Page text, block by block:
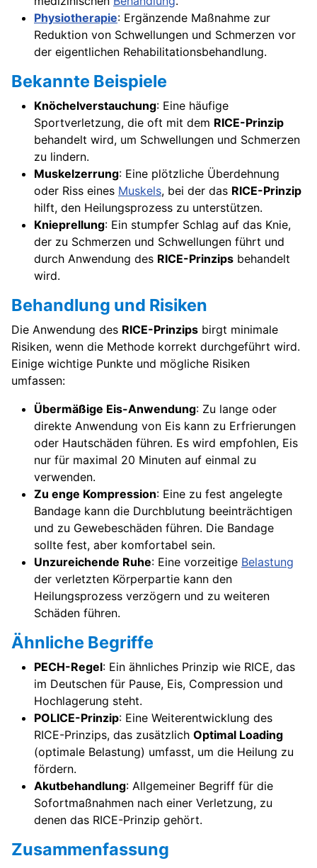
Physiotherapie: Ergänzende Maßnahme zur
Reduktion von Schwellungen und Schmerzen vor
der eigentlichen Rehabilitationsbehandlung.
Bekannte Beispiele
Knöchelverstauchung: Eine häufige
Sportverletzung, die oft mit dem RICE-Prinzip
behandelt wird, um Schwellungen und Schmerzen
zu lindern.
Muskelzerrung: Eine plötzliche Überdehnung
oder Riss eines Muskels, bei der das RICE-Prinzip
hilft, den Heilungsprozess zu unterstützen.
Knieprellung: Ein stumpfer Schlag auf das Knie,
der zu Schmerzen und Schwellungen führt und
durch Anwendung des RICE-Prinzips behandelt
wird.
Behandlung und Risiken
Die Anwendung des RICE-Prinzips birgt minimale
Risiken, wenn die Methode korrekt durchgeführt wird.
Einige wichtige Punkte und mögliche Risiken
umfassen:
Übermäßige Eis-Anwendung: Zu lange oder
direkte Anwendung von Eis kann zu Erfrierungen
oder Hautschäden führen. Es wird empfohlen, Eis
nur für maximal 20 Minuten auf einmal zu
verwenden.
Zu enge Kompression: Eine zu fest angelegte
Bandage kann die Durchblutung beeinträchtigen
und zu Gewebeschäden führen. Die Bandage
sollte fest, aber komfortabel sein.
Unzureichende Ruhe: Eine vorzeitige Belastung
der verletzten Körperpartie kann den
Heilungsprozess verzögern und zu weiteren
Schäden führen.
Ähnliche Begriffe
PECH-Regel: Ein ähnliches Prinzip wie RICE, das
im Deutschen für Pause, Eis, Compression und
Hochlagerung steht.
POLICE-Prinzip: Eine Weiterentwicklung des
RICE-Prinzips, das zusätzlich Optimal Loading
(optimale Belastung) umfasst, um die Heilung zu
fördern.
Akutbehandlung: Allgemeiner Begriff für die
Sofortmaßnahmen nach einer Verletzung, zu
denen das RICE-Prinzip gehört.
Zusammenfassung